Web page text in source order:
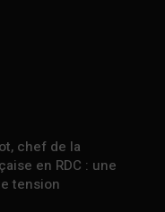
chef de la
en RDC : une
tension